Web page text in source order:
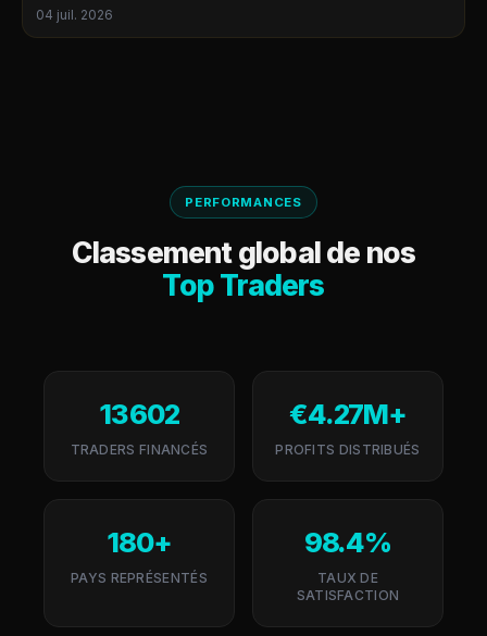
04 juil. 2026
PERFORMANCES
Classement global de nos
Top Traders
13 602
TRADERS FINANCÉS
€4.27M+
PROFITS DISTRIBUÉS
180+
PAYS REPRÉSENTÉS
98.4%
TAUX DE
SATISFACTION